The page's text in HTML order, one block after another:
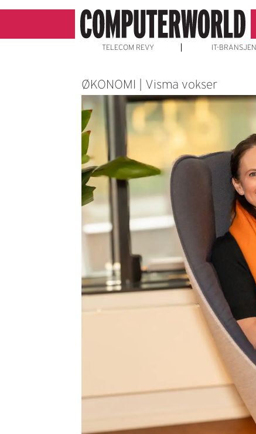
TELECOM REVY IT-BRANSJEN
ØKONOMI | Visma vokser